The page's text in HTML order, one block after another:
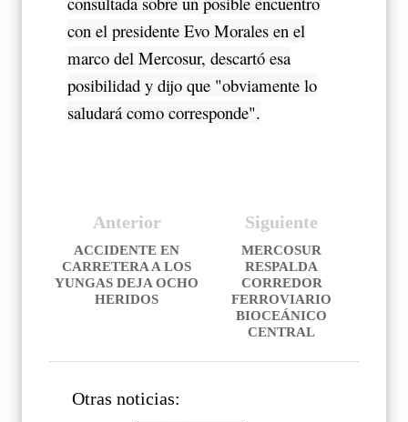
con el presidente Evo Morales en el
marco del Mercosur, descartó esa
posibilidad y dijo que "obviamente lo
saludará como corresponde".
Siguiente
MERCOSUR
RESPALDA
CORREDOR
FERROVIARIO
BIOCEÁNICO
CENTRAL
Anterior
ACCIDENTE EN
CARRETERA A LOS
YUNGAS DEJA OCHO
HERIDOS
Otras noticias: